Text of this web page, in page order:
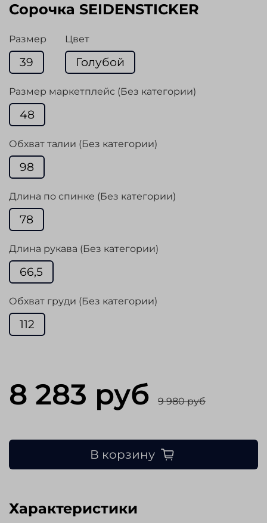
Сорочка SEIDENSTICKER
Размер
39
Цвет
Голубой
Размер маркетплейс (Без категории)
48
Обхват талии (Без категории)
98
Длина по спинке (Без категории)
78
Длина рукава (Без категории)
66,5
Обхват груди (Без категории)
112
8 283 руб 9 980 руб
В корзину
Характеристики